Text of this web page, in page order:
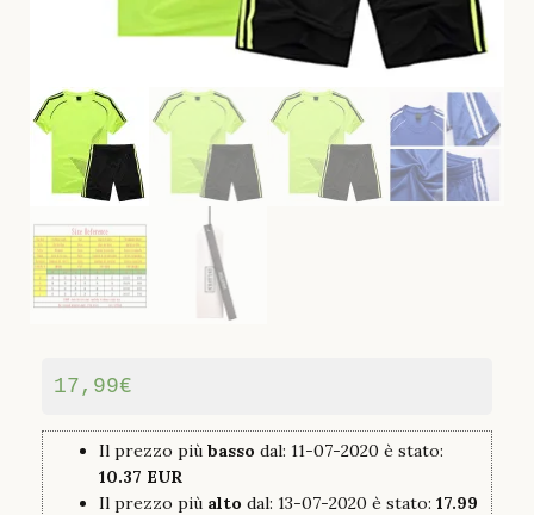
17,99€
Il prezzo più basso dal: 11-07-2020 è stato:
10.37 EUR
Il prezzo più alto dal: 13-07-2020 è stato: 17.99